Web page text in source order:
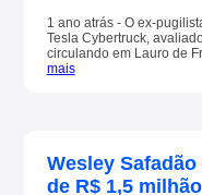
1 ano atrás - O ex-
Tesla Cybertruck,
circulando em Lauro de
mais
Wesley
de R$ 1,5 milhão